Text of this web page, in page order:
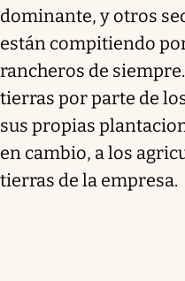
dominante, y otros
están compitiendo
rancheros de
tierras por parte de
sus propias
en cambio, a los
tierras de la empresa.